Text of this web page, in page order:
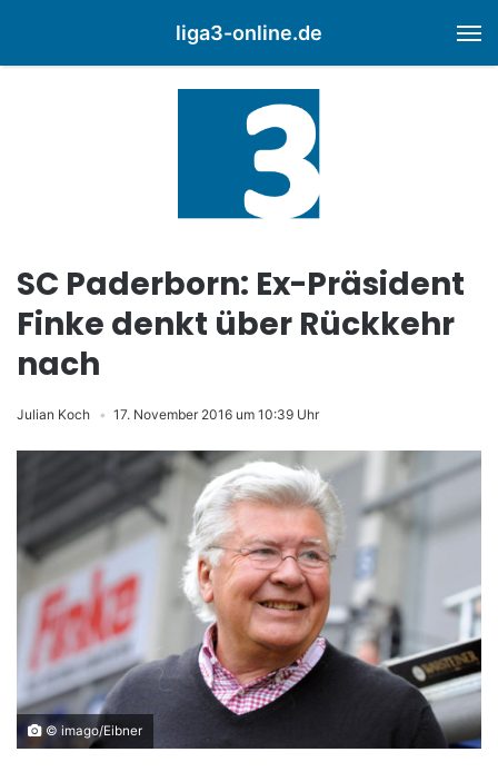
liga3-online.de
SC Paderborn: Ex-Präsident
Finke denkt über Rückkehr
nach
Julian Koch 17. November 2016 um 10:39 Uhr
© imago/Eibner